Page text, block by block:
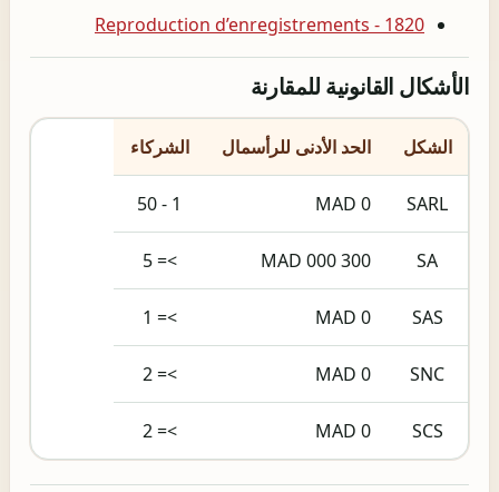
1820 - Reproduction d’enregistrements
الأشكال القانونية للمقارنة
الشكل الحد الأدنى للرأسمال الشركاء
SARL
0 MAD
1 - 50
SA
300 000 MAD
>= 5
SAS
0 MAD
>= 1
SNC
0 MAD
>= 2
SCS
0 MAD
>= 2